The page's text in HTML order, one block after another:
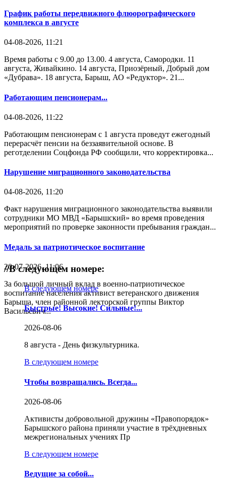
График работы передвижного флюорографического
комплекса в августе
04-08-2026, 11:21
Время работы с 9.00 до 13.00. 4 августа, Самородки. 11
августа, Живайкино. 14 августа, Приозёрный, Добрый дом
«Дубрава». 18 августа, Барыш, АО «Редуктор». 21...
Работающим пенсионерам...
04-08-2026, 11:22
Работающим пенсионерам с 1 августа проведут ежегодный
перерасчёт пенсии на беззаявительной основе. В
реготделении Соцфонда РФ сообщили, что корректировка...
Нарушение миграционного законодательства
04-08-2026, 11:20
Факт нарушения миграционного законодательства выявили
сотрудники МО МВД «Барышский» во время проведения
мероприятий по проверке законности пребывания граждан...
Медаль за патриотическое воспитание
20-07-2026, 11:06
За большой личный вклад в военно-патриотическое
воспитание населения активист ветеранского движения
Барыша, член районной лекторской группы Виктор
Васильевич...
//В следующем номере:
В следующем номере
Быстрые! Высокие! Сильные!...
2026-08-06
8 августа - День физкультурника.
В следующем номере
Чтобы возвращались. Всегда...
2026-08-06
Активисты добровольной дружины «Правопорядок»
Барышского района приняли участие в трёхдневных
межрегиональных учениях Пр
В следующем номере
Ведущие за собой...